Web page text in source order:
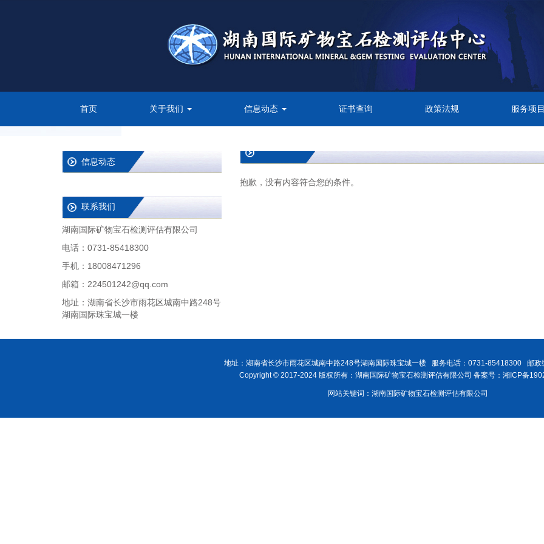
首页 关于我们 信息动态 证书查询 政策法规 服务项目
抱歉，没有内容符合您的条件。
信息动态
联系我们
湖南国际矿物宝石检测评估有限公司
电话：0731-85418300
手机：18008471296
邮箱：224501242@qq.com
地址：湖南省长沙市雨花区城南中路248号
湖南国际珠宝城一楼
地址：湖南省长沙市雨花区城南中路248号湖南国际珠宝城一楼 服务电话：0731-85418300 邮政
Copyright © 2017-2024 版权所有：湖南国际矿物宝石检测评估有限公司 备案号：湘ICP备
网站关键词：湖南国际矿物宝石检测评估有限公司